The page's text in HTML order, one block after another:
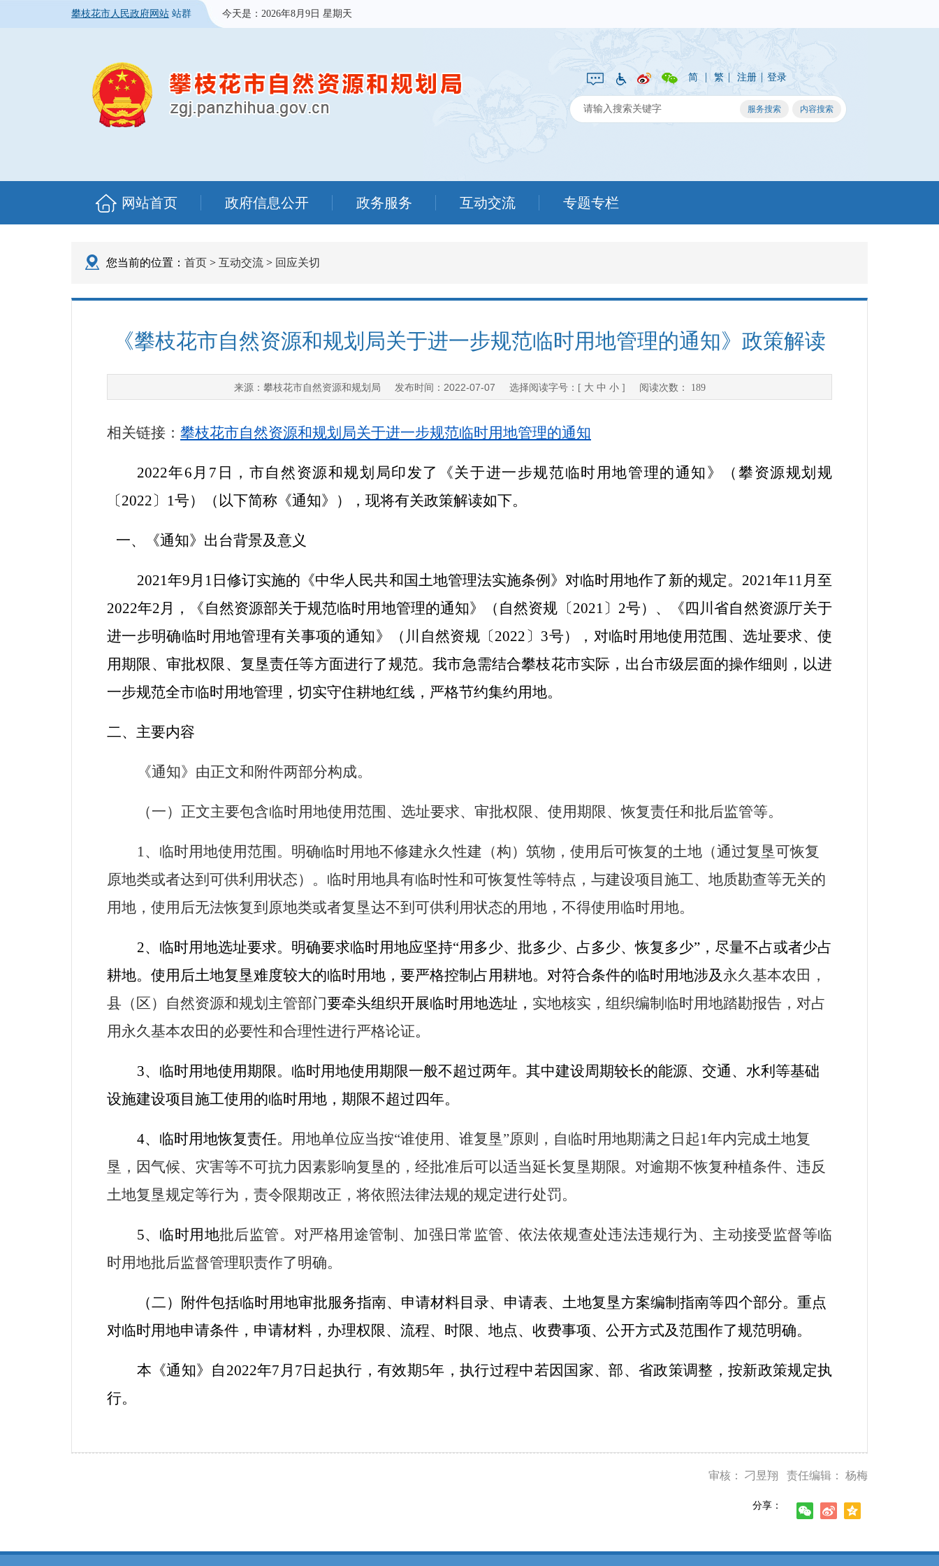
攀枝花市人民政府网站 站群 今天是： 2026年8月9日 星期天
简 | 繁 | 注册 | 登录
网站首页 政府信息公开 政务服务 互动交流 专题专栏
您当前的位置： 首页 > 互动交流 > 回应关切
《攀枝花市自然资源和规划局关于进一步规范临时用地管理的通知》政策解读
来源： 攀枝花市自然资源和规划局 发布时间： 2022-07-07 选择阅读字号：[ 大 中 小] 阅读次数： 189
相关链接： 攀枝花市自然资源和规划局关于进一步规范临时用地管理的通知
2022年6 月 7 日，市自然资源和规划局印发了《关于进一步规范临时用地管理的通知》（攀资源规划规
〔2022〕 1号）（以下简称《通知》），现将有关政策解读如下。
一、《通知》出台背景及意义
2021年9月 1 日修订实施的《中华人民共和国土地管理法实施条例》对临时用地作了新的规定。 2021年11月至
2022年2月，《自然资源部关于规范临时用地管理的通知》（自然资规〔2021〕 2号）、《四川省自然资源厅关于
进一步明确临时用地管理有关事项的通知》（川自然资规〔2022 〕 3号），对临时用地使用范围、选址要求、使
用期限、审批权限、复垦责任等方面进行了规范。我市急需结合攀枝花市实际，出台市级层面的操作细则，以进
一步规范全市临时用地管理，切实守住耕地红线，严格节约集约用地。
二、主要内容
《通知》由正文和附件两部分构成。
（一）正文主要包含临时用地使用范围、选址要求、审批权限、使用期限、恢复责任和批后监管等。
1、临时用地使用范围。明确临时用地不修建永久性建（构）筑物，使用后可恢复的土地（通过复垦可恢复
原地类或者达到可供利用状态）。临时用地具有临时性和可恢复性等特点，与建设项目施工、地质勘查等无关的
用地，使用后无法恢复到原地类或者复垦达不到可供利用状态的用地，不得使用临时用地。
2、临时用地选址要求。明确要求临时用地应坚持“用多少、批多少、占多少、恢复多少”，尽量不占或者少占
耕地。使用后土地复垦难度较大的临时用地，要严格控制占用耕地。对符合条件的临时用地涉及 永久基本农田，
县（区）自然资源和规划主管部门要牵头组织开展临时用地选址， 实地核实，组织编制临时用地踏勘报告，对占
用永久基本农田的必要性和合理性进行严格论证。
3、临时用地使用期限。临时用地使用期限一般不超过两年。其中建设周期较长的能源、交通、水利等基础
设施建设项目施工使用的临时用地，期限不超过四年。
4、临时用地恢复责任。 用地单位应当按“谁使用、谁复垦”原则， 自临时用地期满之日起1年内完成土地复
垦，因气候、灾害等不可抗力因素影响复垦的，经批准后可以适当延长复垦期限。对逾期不恢复种植条件、违反
土地复垦规定等行为，责令限期改正，将依照法律法规的规定进行处罚。
5、临时用地批后监管。对严格用途管制、加强日常监管、依法依规查处违法违规行为、主动接受监督等临
时用地批后监督管理职责作了明确。
（二） 附件包括临时用地审批服务指南、申请材料目录、申请表、土地复垦方案编制指南等四个部分。重点
对临时用地申请条件，申请材料，办理权限、流程、时限、地点、收费事项、公开方式及范围作了规范明确。
本《通知》自 2022年7 月 7 日起执行，有效期5年，执行过程中若因国家、部、省政策调整，按新政策规定执
行。
审核： 刁昱翔 责任编辑： 杨梅
分享：